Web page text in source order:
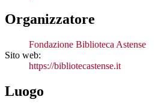
Organizzatore
Fondazione Biblioteca Astense
Sito web:
https://bibliotecastense.it
Luogo